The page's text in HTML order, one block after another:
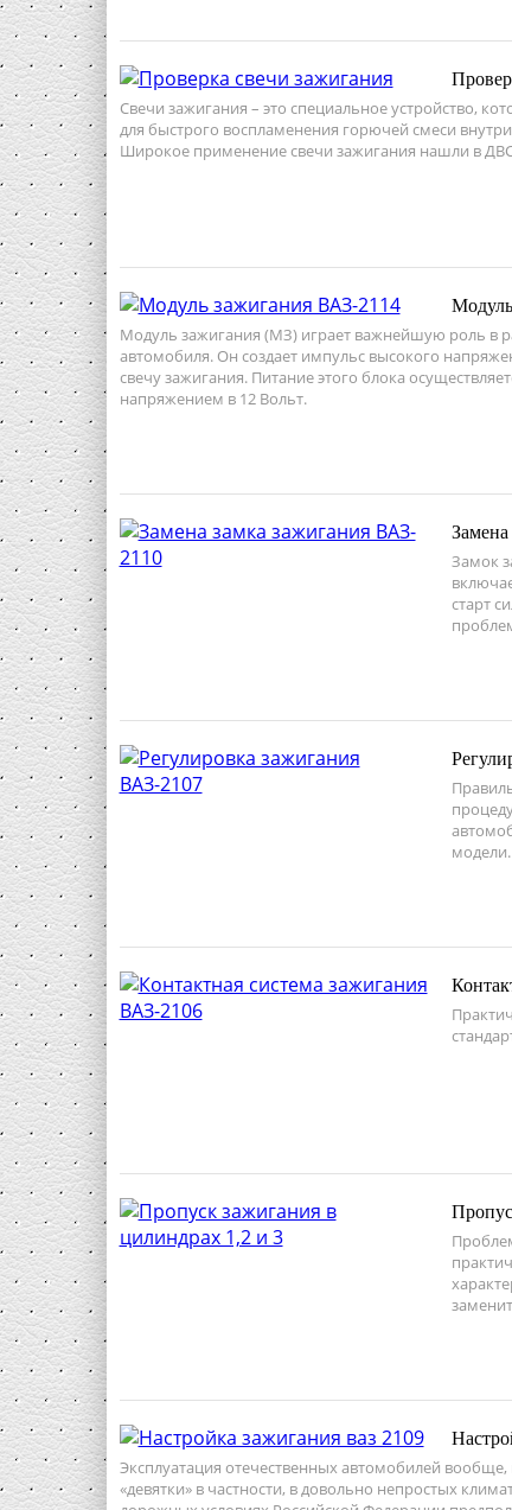
Свечи зажигания – это специальное устройство,
для быстрого воспламенения горючей смеси
Широкое применение свечи зажигания нашли в
Модуль зажигания (МЗ) играет важнейшую роль в
автомобиля. Он создает импульс высокого
свечу зажигания. Питание этого блока
напряжением в 12 Вольт.
Замена
Замок
старт
модели.
Эксплуатация отечественных автомобилей вообще,
«девятки» в частности, в довольно непростых